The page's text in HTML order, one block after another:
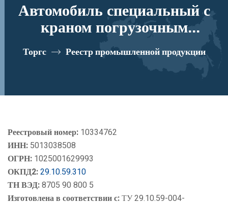
Автомобиль специальный с
краном погрузочным
гидравлическим типа МКМА
на базе КАМАЗ 65117 и его
реестровый номер 10334762
Торгс Реестр промышленной продукции
Реестровый номер: 10334762
ИНН: 5013038508
ОГРН: 1025001629993
ОКПД2:29.10.59.310
ТН ВЭД:8705 90 800 5
Изготовлена в соответствии с:ТУ 29.10.59-004-